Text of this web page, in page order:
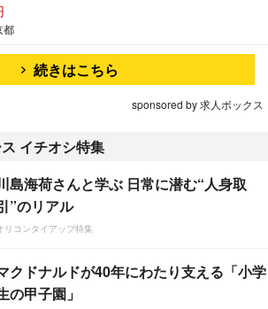
都
続きはこちら
sponsored by 求人ボックス
イチオシ特集
島海荷さんと学ぶ 日常に潜む“人身取
”のリアル
リコンタイアップ特集
クドナルドが40年にわたり支える「小学
の甲子園」